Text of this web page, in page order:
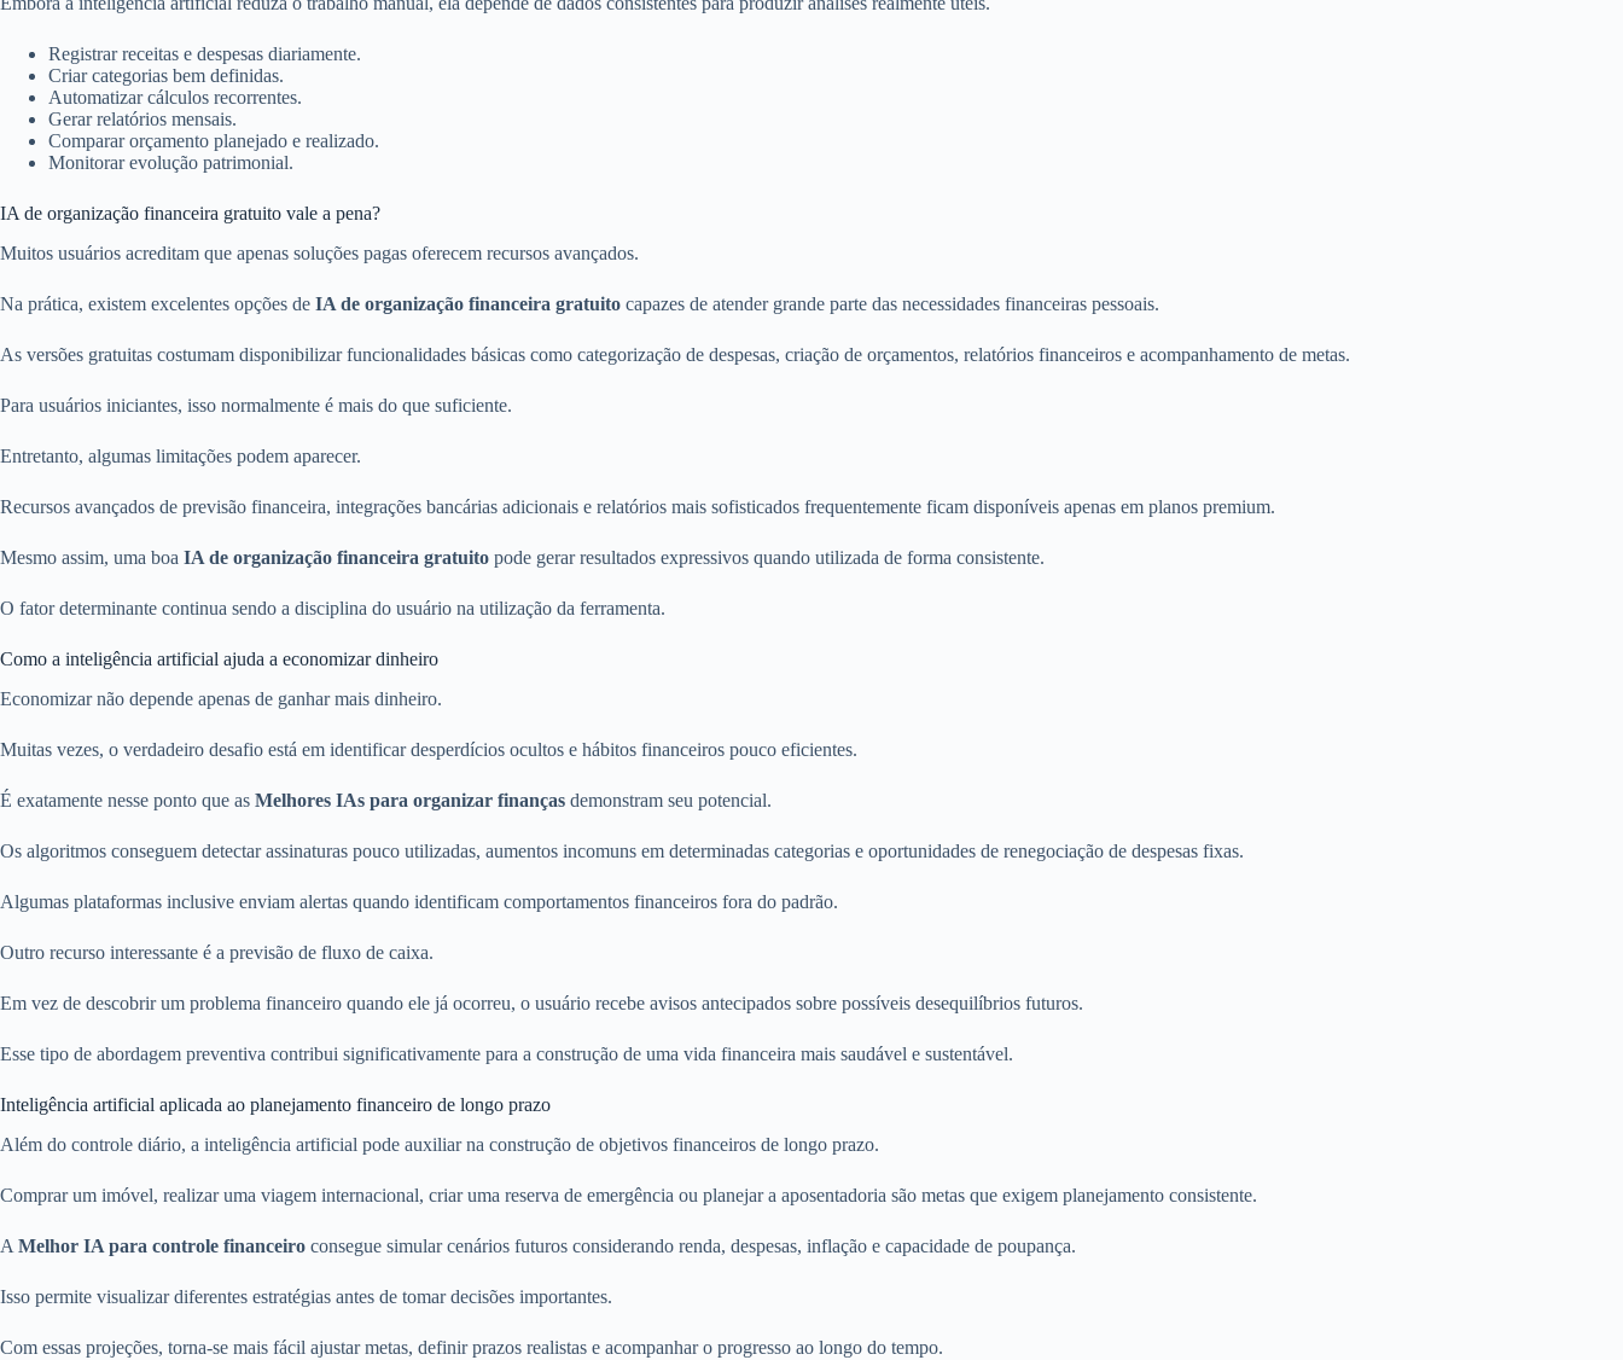
Registrar receitas e despesas diariamente.
Criar categorias bem definidas.
Automatizar cálculos recorrentes.
Gerar relatórios mensais.
Comparar orçamento planejado e realizado.
Monitorar evolução patrimonial.
IA de organização financeira gratuito vale a pena?
Muitos usuários acreditam que apenas soluções pagas oferecem recursos avançados.
Na prática, existem excelentes opções de IA de organização financeira gratuito capazes de atender grande parte das necessidades financeiras pessoais.
As versões gratuitas costumam disponibilizar funcionalidades básicas como categorização de despesas, criação de orçamentos, relatórios financeiros e acompanhamento de metas.
Para usuários iniciantes, isso normalmente é mais do que suficiente.
Entretanto, algumas limitações podem aparecer.
Recursos avançados de previsão financeira, integrações bancárias adicionais e relatórios mais sofisticados frequentemente ficam disponíveis apenas em planos premium.
Mesmo assim, uma boa IA de organização financeira gratuito pode gerar resultados expressivos quando utilizada de forma consistente.
O fator determinante continua sendo a disciplina do usuário na utilização da ferramenta.
Como a inteligência artificial ajuda a economizar dinheiro
Economizar não depende apenas de ganhar mais dinheiro.
Muitas vezes, o verdadeiro desafio está em identificar desperdícios ocultos e hábitos financeiros pouco eficientes.
É exatamente nesse ponto que as Melhores IAs para organizar finanças demonstram seu potencial.
Os algoritmos conseguem detectar assinaturas pouco utilizadas, aumentos incomuns em determinadas categorias e oportunidades de renegociação de despesas fixas.
Algumas plataformas inclusive enviam alertas quando identificam comportamentos financeiros fora do padrão.
Outro recurso interessante é a previsão de fluxo de caixa.
Em vez de descobrir um problema financeiro quando ele já ocorreu, o usuário recebe avisos antecipados sobre possíveis desequilíbrios futuros.
Esse tipo de abordagem preventiva contribui significativamente para a construção de uma vida financeira mais saudável e sustentável.
Inteligência artificial aplicada ao planejamento financeiro de longo prazo
Além do controle diário, a inteligência artificial pode auxiliar na construção de objetivos financeiros de longo prazo.
Comprar um imóvel, realizar uma viagem internacional, criar uma reserva de emergência ou planejar a aposentadoria são metas que exigem planejamento consistente.
A Melhor IA para controle financeiro consegue simular cenários futuros considerando renda, despesas, inflação e capacidade de poupança.
Isso permite visualizar diferentes estratégias antes de tomar decisões importantes.
Com essas projeções, torna-se mais fácil ajustar metas, definir prazos realistas e acompanhar o progresso ao longo do tempo.